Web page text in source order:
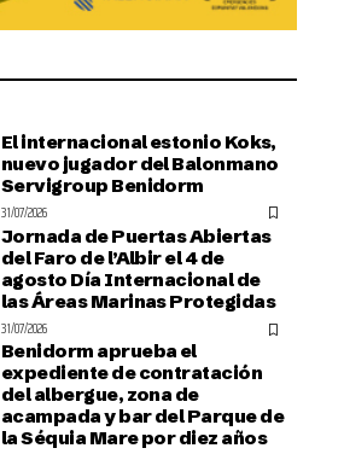
El internacional estonio Koks,
nuevo jugador del Balonmano
Servigroup Benidorm
31/07/2026
Jornada de Puertas Abiertas
del Faro de l’Albir el 4 de
agosto Día Internacional de
las Áreas Marinas Protegidas
31/07/2026
Benidorm aprueba el
expediente de contratación
del albergue, zona de
acampada y bar del Parque de
la Séquia Mare por diez años